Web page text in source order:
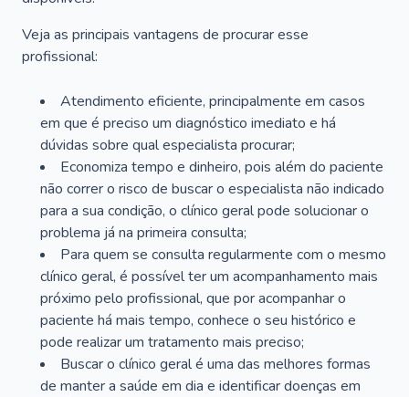
Veja as principais vantagens de procurar esse
profissional:
Atendimento eficiente, principalmente em casos
em que é preciso um diagnóstico imediato e há
dúvidas sobre qual especialista procurar;
Economiza tempo e dinheiro, pois além do paciente
não correr o risco de buscar o especialista não indicado
para a sua condição, o clínico geral pode solucionar o
problema já na primeira consulta;
Para quem se consulta regularmente com o mesmo
clínico geral, é possível ter um acompanhamento mais
próximo pelo profissional, que por acompanhar o
paciente há mais tempo, conhece o seu histórico e
pode realizar um tratamento mais preciso;
Buscar o clínico geral é uma das melhores formas
de manter a saúde em dia e identificar doenças em